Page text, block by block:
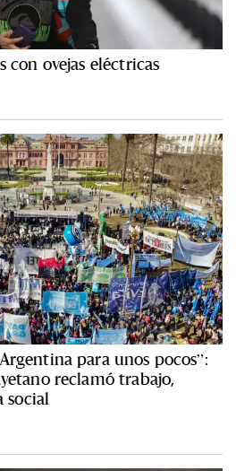
con ovejas eléctricas
para unos pocos”:
reclamó trabajo,
social